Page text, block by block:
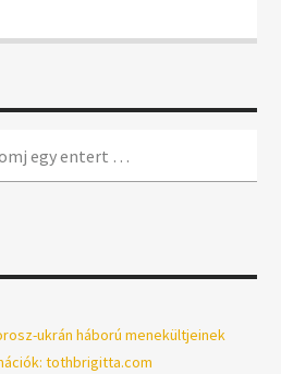
ukrán háború menekültjeinek
tothbrigitta.com